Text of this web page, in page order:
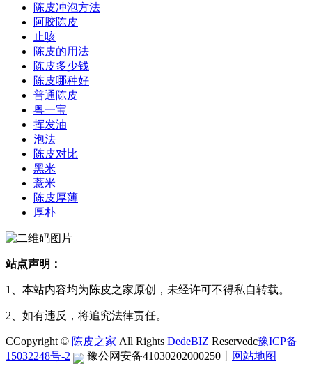
陈皮冲泡方法
阿胶陈皮
止咳
陈皮的用法
陈皮多少钱
陈皮哪种好
普通陈皮
粤一宝
挥发油
泡法
陈皮对比
黑米
薏米
陈皮厚薄
厚朴
站点声明：
1、本站内容均为陈皮之家原创，未经许可不得私自转载。
2、如有违反，将追究法律责任。
CCopyright © 陈皮之家 All Rights DedeBIZ Reservedc豫ICP备
15032248号-2
豫公网安备41030202000250 网站地图